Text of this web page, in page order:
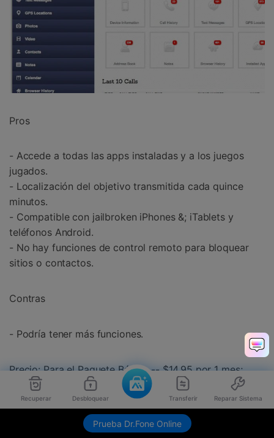
Recuperar Desbloquear Transferir Reparar Sistema
Prueba Dr.Fone Online
Pros
- Accede a todas las apps instaladas y a los juegos
jugados.
- Localización del objetivo transmitida cada quince
minutos.
- Compatible con jailbroken iPhones &; iTablets y
teléfonos Android.
- No hay funciones de control remoto para bloquear
sitios o contactos.
Contras
- Podría tener más funciones.
Precio: Para el Paquete Básico -- $14.95 por 1 mes;
Versión Pro -- $19.95 por 1 mes.
Descargable en http://www.Mobilespyagent.Com/